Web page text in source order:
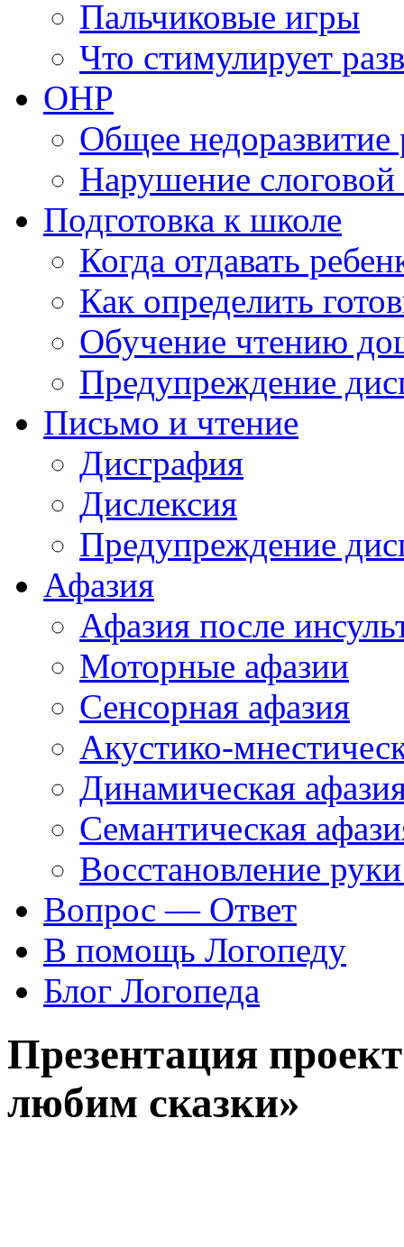
Пальчиковые игры
Что стимулирует
ОНР
Общее недоразвитие
Нарушение слоговой
Подготовка к школе
Когда отдавать
Как определить
Обучение чтению
Предупреждение
Письмо и чтение
Дисграфия
Дислексия
Предупреждение
Афазия
Афазия после
Моторные афазии
Сенсорная афазия
Акустико-
Динамическая
Семантическая
Восстановление
Вопрос — Ответ
В помощь Логопеду
Блог Логопеда
Презентация
любим сказки»